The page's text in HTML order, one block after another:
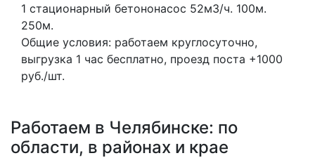
1 стационарный бетононасос 52м3/ч. 100м.
250м.
Общие условия: работаем круглосуточно,
выгрузка 1 час бесплатно, проезд поста +1000
руб./шт.
Работаем в Челябинске: по
области, в районах и крае